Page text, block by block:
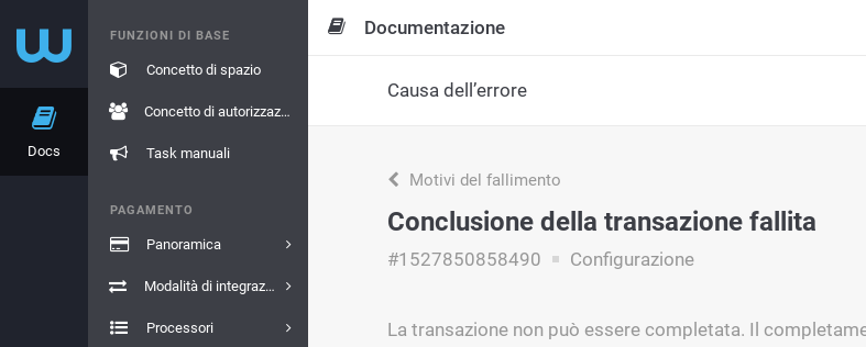
Docs
FUNZIONI DI BASE
Concetto di spazio
Concetto di autorizzazione
Task manuali
PAGAMENTO
Panoramica
Modalità di integrazione
Processori
Documentazione
Causa dell’errore
Motivi del fallimento
Conclusione della transazione fallita
#1527850858490 Configurazione
La transazione non può essere completata. Il